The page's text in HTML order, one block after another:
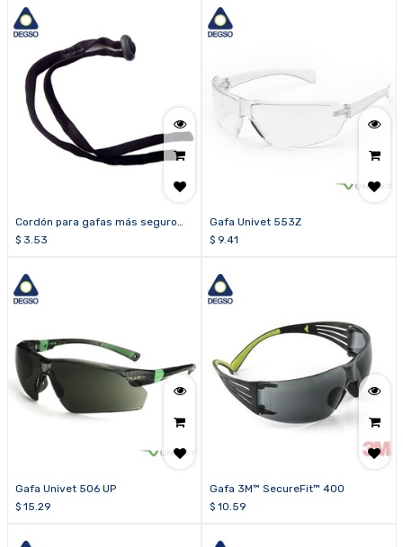
Cordón para gafas más seguro
plástico
$ 3.53
Gafa Univet 553Z
$ 9.41
Gafa Univet 506 UP
$ 15.29
Gafa 3M™ SecureFit™ 400
$ 10.59